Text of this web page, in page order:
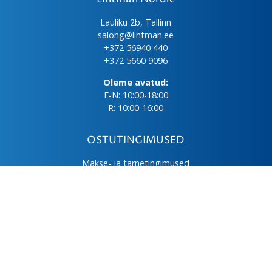
Lauliku 2b, Tallinn
salong@lintman.ee
+372 56940 440
+372 5660 9096
Oleme avatud:
E-N: 10:00-18:00
R: 10:00-16:00
OSTUTINGIMUSED
Makse- ja tarnetingimused